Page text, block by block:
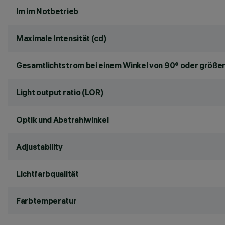
lm im Notbetrieb
Maximale Intensität (cd)
Gesamtlichtstrom bei einem Winkel von 90° oder
Light output ratio (LOR)
Optik und Abstrahlwinkel
Adjustability
Lichtfarbqualität
Farbtemperatur